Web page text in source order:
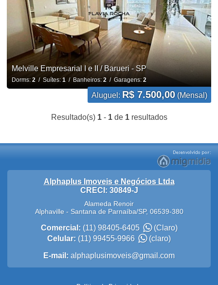
Melville Empresarial I e II / Barueri - SP
Dorms: 2/ Suítes: 1/ Banheiros: 2/ Garagens: 2
Aluguel: R$ 7.500,00 (Mensal)
Resultado(s) 1- 1de 1resultados
Alphaplus Imoveis e Negócios Ltda
CRECI: 30849-J
Alameda Renoir
Alphaville- Santana de Parnaíba/SP, 06539-380
Comercial: (11) 98405-6405
(Claro)
Celular: (11) 99455-9966 (claro)
E-mail: alphaplusimoveis@gmail.com